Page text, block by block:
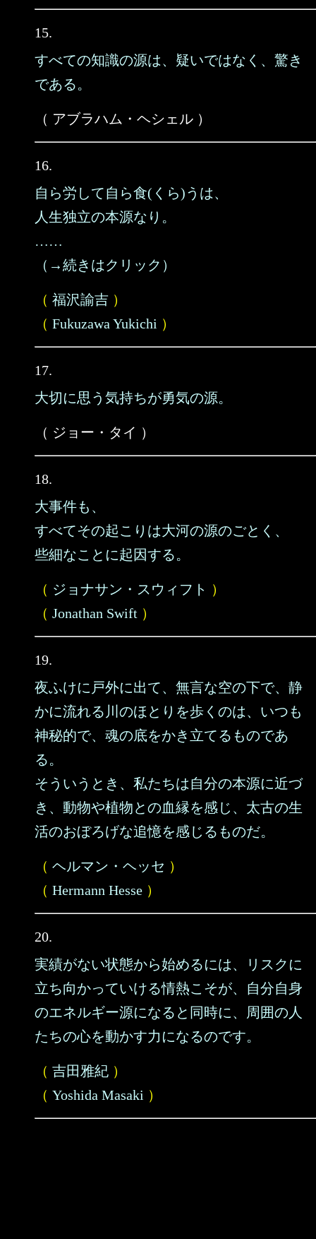
15.
すべての知識の源は、疑いではなく、驚き
である。
（ アブラハム・ヘシェル ）
16.
自ら労して自ら食(くら)うは、
人生独立の本源なり。
……
（→続きはクリック）
（ 福沢諭吉 ）
（ Fukuzawa Yukichi ）
17.
大切に思う気持ちが勇気の源。
（ ジョー・タイ ）
18.
大事件も、
すべてその起こりは大河の源のごとく、
些細なことに起因する。
（ ジョナサン・スウィフト ）
（ Jonathan Swift ）
19.
夜ふけに戸外に出て、無言な空の下で、静
かに流れる川のほとりを歩くのは、いつも
神秘的で、魂の底をかき立てるものであ
る。
そういうとき、私たちは自分の本源に近づ
き、動物や植物との血縁を感じ、太古の生
活のおぼろげな追憶を感じるものだ。
（ ヘルマン・ヘッセ ）
（ Hermann Hesse ）
20.
実績がない状態から始めるには、リスクに
立ち向かっていける情熱こそが、自分自身
のエネルギー源になると同時に、周囲の人
たちの心を動かす力になるのです。
（ 吉田雅紀 ）
（ Yoshida Masaki ）